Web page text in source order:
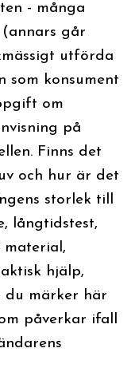
- många
går
utförda
som konsument
om
på
Finns det
och hur är det
storlek till
långtidstest,
hjälp,
du märker här
påverkar ifall